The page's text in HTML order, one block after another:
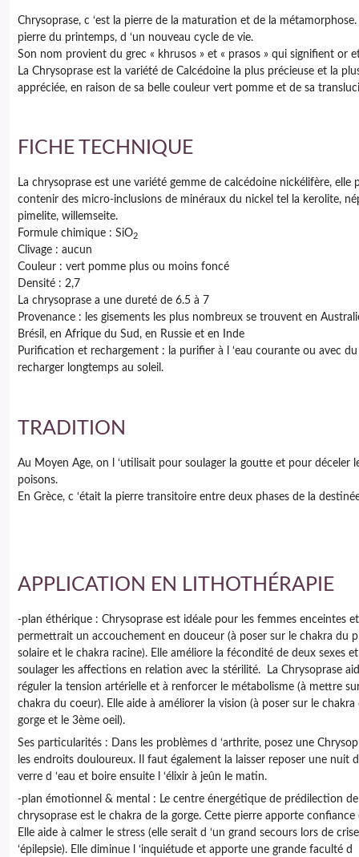
Chrysoprase, c ‘est la pierre de la maturation et de la métamorphose.
pierre du printemps, d ‘un nouveau cycle de vie.
Son nom provient du grec « khrusos » et « prasos » qui signifient or
La Chrysoprase est la variété de Calcédoine la plus précieuse et la
appréciée, en raison de sa belle couleur vert pomme et de sa
FICHE TECHNIQUE
La chrysoprase est une variété gemme de calcédoine nickélifère, elle
contenir des micro-inclusions de minéraux du nickel tel la kerolite,
pimelite, willemseite.
Formule chimique :SiO2
Clivage :aucun
Couleur :vert pomme plus ou moins foncé
Densité :2,7
La chrysoprase a une dureté de 6.5 à 7
Provenance : les gisements les plus nombreux se trouvent en
Brésil, en Afrique du Sud, en Russie et en Inde
Purification et rechargement : la purifier à l ‘eau courante ou avec
recharger longtemps au soleil.
TRADITION
Au Moyen Age, on l ‘utilisait pour soulager la goutte et pour déceler
poisons.
En Grèce, c ‘était la pierre transitoire entre deux phases de la
APPLICATION EN LITHOTHÉRAPIE
-plan éthérique : Chrysoprase est idéale pour les femmes enceintes
permettrait un accouchement en douceur (à poser sur le chakra du
solaire et le chakra racine). Elle améliore la fécondité de deux sexes
soulager les affections en relation avec la stérilité. La Chrysoprase
réguler la tension artérielle et à renforcer le métabolisme (à mettre
chakra du coeur). Elle aide à améliorer la vision (à poser sur le chakra
gorge et le 3ème oeil).
Ses particularités : Dans les problèmes d ‘arthrite, posez une
les endroits douloureux. Il faut également la laisser reposer une nuit
verre d ‘eau et boire ensuite l ‘élixir à jeûn le matin.
-plan émotionnel & mental : Le centre énergétique de prédilection
chrysoprase est le chakra de la gorge. Cette pierre apporte confiance
Elle aide à calmer le stress (elle serait d ‘un grand secours lors de
‘épilepsie). Elle diminue l ‘inquiétude et apporte une grande faculté d